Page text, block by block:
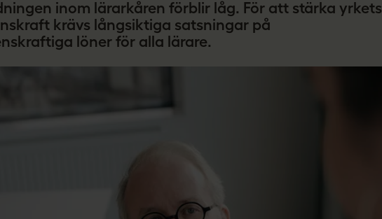
ä
a
inom lärarkåren förblir låg. För att stärka yrkets
krävs långsiktiga satsningar på
löner för alla lärare.